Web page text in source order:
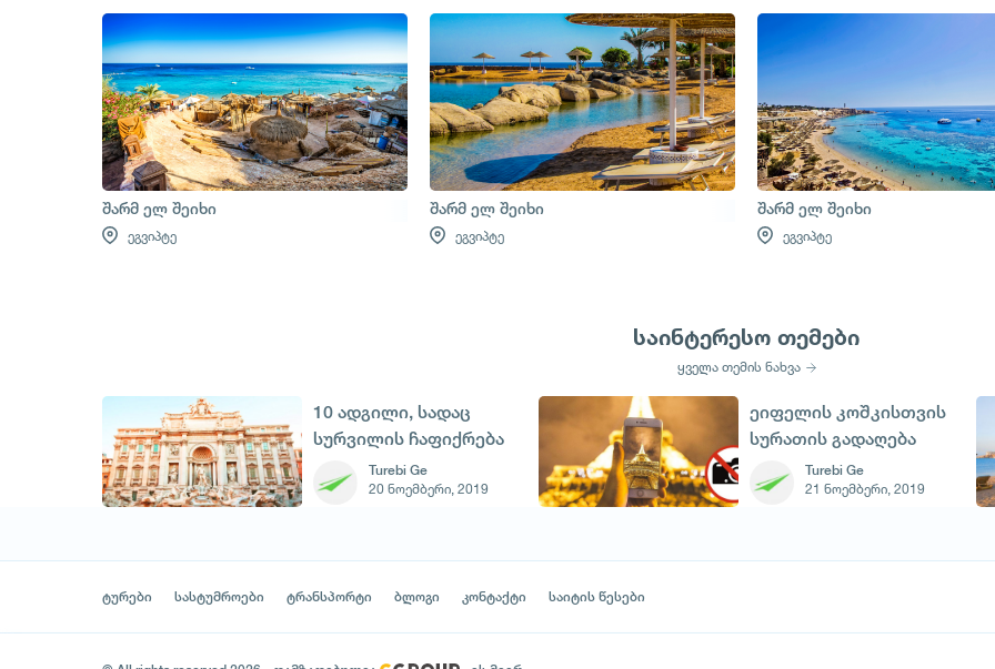
შარმ ელ შეიხი
ეგვიპტე
შარმ ელ შეიხი
ეგვიპტე
შარმ ელ შეიხი
ეგვიპტე
საინტერესო თემები
ყველა თემის ნახვა
10 ადგილი, სადაც
სურვილის ჩაფიქრება
შეგიძლია
Turebi Ge
20 ნოემბერი, 2019
ეიფელის კოშკისთვის
სურათის გადაღება
იკრძალება
Turebi Ge
21 ნოემბერი, 2019
ტურები სასტუმროები ტრანსპორტი ბლოგი კონტაქტი საიტის წესები